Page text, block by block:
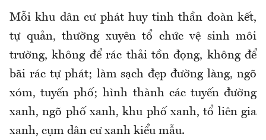
Mỗi khu dân cư phát huy tinh thần đoàn kết,
tự quản, thường xuyên tổ chức vệ sinh môi
trường, không để rác thải tồn đọng, không để
bãi rác tự phát; làm sạch đẹp đường làng, ngõ
xóm, tuyến phố; hình thành các tuyến đường
xanh, ngõ phố xanh, khu phố xanh, tổ liên gia
xanh, cụm dân cư xanh kiểu mẫu.